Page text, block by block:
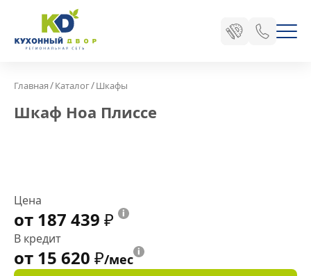
Главная/Каталог/Шкафы
Шкаф Ноа Плиссе
Цена
от 187 439 ₽
В кредит
от 15 620 ₽/мес